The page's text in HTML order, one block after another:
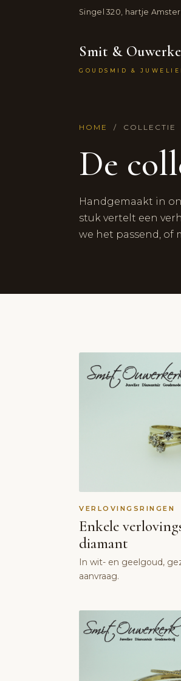
Singel 320, hartje
Smit &
GOUDSMID &
HOME / COLLECTIE
De
Handgemaakt in
stuk vertelt een
we het passend, of
VERLOVINGSRINGEN
Enkele
diamant
In wit- en geelgoud,
aanvraag.